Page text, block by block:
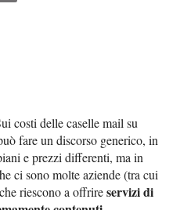
costi delle caselle mail su
fare un discorso generico, in
e prezzi differenti, ma in
ci sono molte aziende (tra cui
riescono a offrireservizi di